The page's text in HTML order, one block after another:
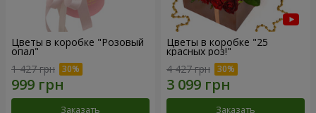
Цветы в коробке "Розовый
опал"
1 427 грн
Заказать
Цветы в коробке "25
красных роз!"
4 427 грн
Заказать